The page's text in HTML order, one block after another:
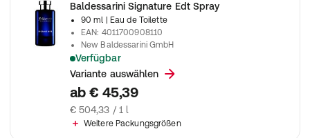
Baldessarini Signature Edt Spray
90 ml
| Eau de Toilette
EAN: 4011700908110
New Baldessarini GmbH
Verfügbar
Baldessarini Signature Edt Spray
Variante auswählen
ab € 45,39
€ 504,33 / 1 l
Weitere Packungsgrößen